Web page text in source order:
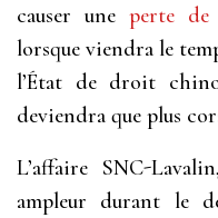
causer uneperte
lorsque viendra le
l’État de droit
deviendra que plus
L’affaire SNC-
ampleur durant le